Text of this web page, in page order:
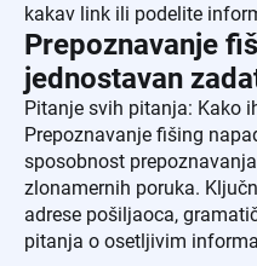
kakav link ili podelite
Prepoznavanje
jednostavan
Pitanje svih pitanja: Kako
Prepoznavanje fišing
sposobnost
zlonamernih poruka.
adrese pošiljaoca,
pitanja o osetljivim